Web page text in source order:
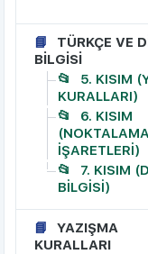
TÜRKÇE VE
BİLGİSİ
5. KISIM
KURALLARI)
6. KISIM
(NOKTALAMA
İŞARETLERİ)
7. KISIM
BİLGİSİ)
YAZIŞMA
KURALLARI